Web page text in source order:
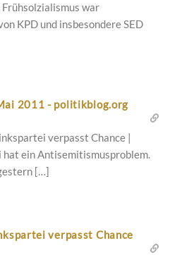
war
KPD und insbesondere SED
2011 - politikblog.org
verpasst Chance |
ein Antisemitismusproblem.
[…]
verpasst Chance